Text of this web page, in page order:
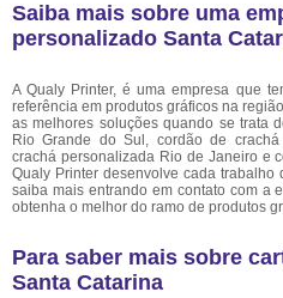
Saiba mais sobre uma
personalizado Santa
A Qualy Printer, é uma empresa que
referência em produtos gráficos na
as melhores soluções quando se trata
Rio Grande do Sul, cordão de
crachá personalizada Rio de Janeiro e
Qualy Printer desenvolve cada
saiba mais entrando em contato com a
obtenha o melhor do ramo de produtos
Para saber mais sobre
Santa Catarina